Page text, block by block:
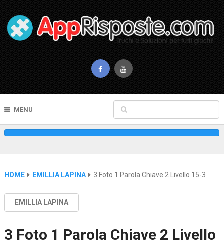
MENU
HOME EMILLIA LAPINA 3 Foto 1 Parola Chiave 2 Livello 15-3
EMILLIA LAPINA
3 Foto 1 Parola Chiave 2 Livello